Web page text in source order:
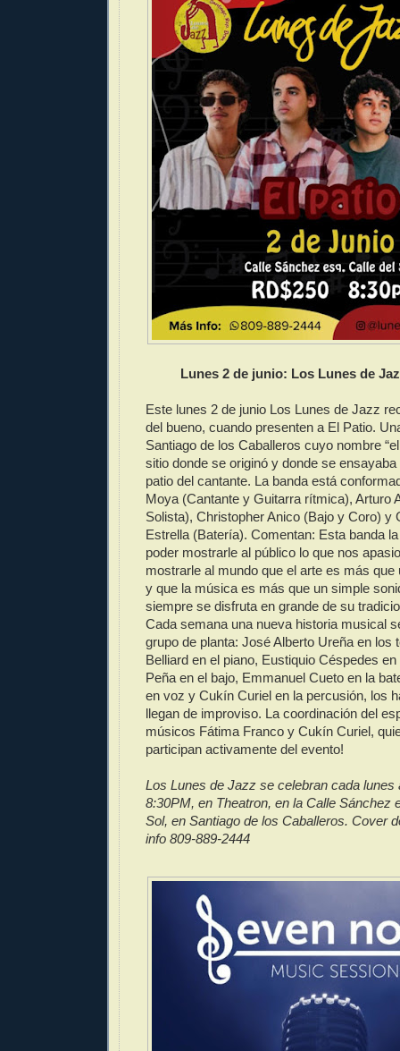
Lunes 2 de junio: Los Lunes de
Este lunes 2 de junio Los Lunes de Jazz
del bueno, cuando presenten a El Patio.
Santiago de los Caballeros cuyo nombre
sitio donde se originó y donde se
patio del cantante. La banda está
Moya (Cantante y Guitarra rítmica), Arturo
Solista), Christopher Anico (Bajo y Coro) y
Estrella (Batería). Comentan: Esta banda
poder mostrarle al público lo que nos
mostrarle al mundo que el arte es más
y que la música es más que un simple
siempre se disfruta en grande de su
Cada semana una nueva historia musical
grupo de planta: José Alberto Ureña en los
Belliard en el piano, Eustiquio Céspedes
Peña en el bajo, Emmanuel Cueto en la
en voz y Cukín Curiel en la percusión, los
llegan de improviso. La coordinación del
músicos Fátima Franco y Cukín Curiel,
participan activamente del evento!
Los Lunes de Jazz se celebran cada lunes
8:30PM, en Theatron, en la Calle Sánchez
Sol, en Santiago de los Caballeros. Cover
info 809-889-2444